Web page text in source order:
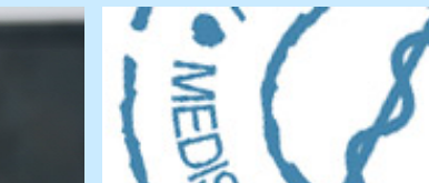
Praktijknieuws
Rijbewijskeuringen
Rijbewijskeuringen